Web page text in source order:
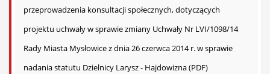
przeprowadzenia konsultacji społecznych, dotyczących
projektu uchwały w sprawie zmiany Uchwały Nr LVI/1098/14
Rady Miasta Mysłowice z dnia 26 czerwca 2014 r. w sprawie
nadania statutu Dzielnicy Larysz - Hajdowizna (PDF)